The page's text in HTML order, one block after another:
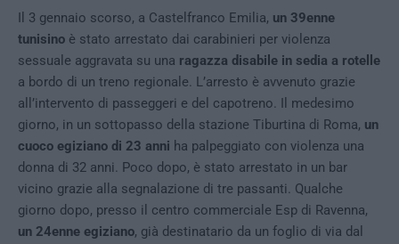
Il 3 gennaio scorso, a Castelfranco Emilia, un 39enne
tunisino è stato arrestato dai carabinieri per violenza
sessuale aggravata su una ragazza disabile in sedia a rotelle
a bordo di un treno regionale. L’arresto è avvenuto grazie
all’intervento di passeggeri e del capotreno. Il medesimo
giorno, in un sottopasso della stazione Tiburtina di Roma, un
cuoco egiziano di 23 anni ha palpeggiato con violenza una
donna di 32 anni. Poco dopo, è stato arrestato in un bar
vicino grazie alla segnalazione di tre passanti. Qualche
giorno dopo, presso il centro commerciale Esp di Ravenna,
un 24enne egiziano, già destinatario da un foglio di via dal